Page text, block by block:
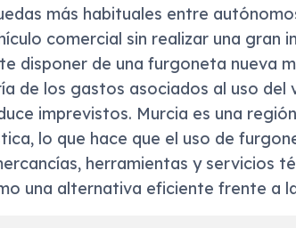
más habituales entre
comercial sin realizar una gran
disponer de una furgoneta nueva
de los gastos asociados al uso
imprevistos. Murcia es una
lo que hace que el uso de
herramientas y servicios
una alternativa eficiente frente a